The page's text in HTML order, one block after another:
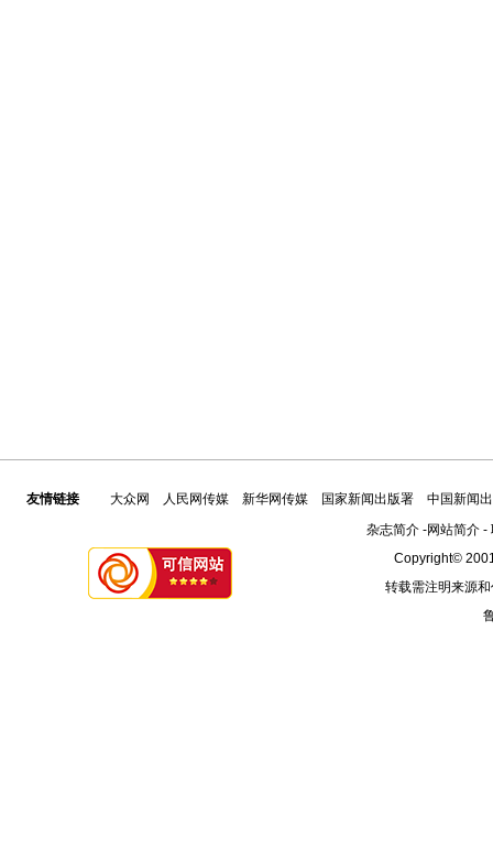
友情链接 大众网 人民网传媒 新华网传媒 国家新闻出版署
中国新闻
杂志简介-网站简介-
Copyright©
转载需注明来源